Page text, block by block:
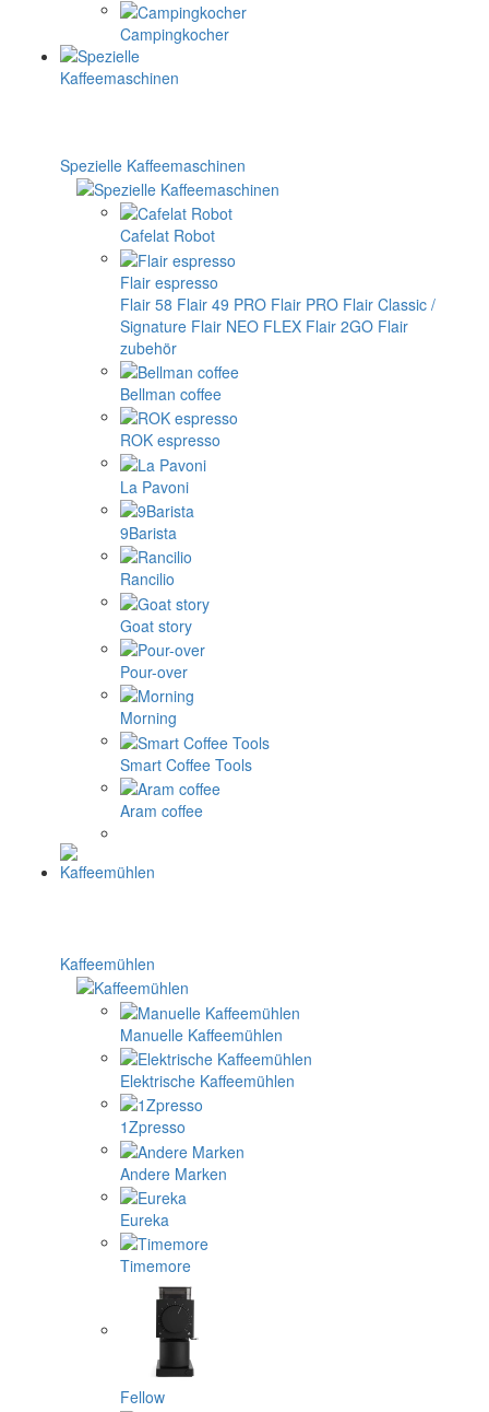
Campingkocher
Spezielle Kaffeemaschinen
Cafelat Robot
Flair espresso
Flair 58 Flair 49 PRO Flair PRO Flair Classic /
Signature Flair NEO FLEX Flair 2GO Flair
zubehör
Bellman coffee
ROK espresso
La Pavoni
9Barista
Rancilio
Goat story
Pour-over
Morning
Smart Coffee Tools
Aram coffee
Kaffeemühlen
Manuelle Kaffeemühlen
Elektrische Kaffeemühlen
1Zpresso
Andere Marken
Eureka
Timemore
Fellow